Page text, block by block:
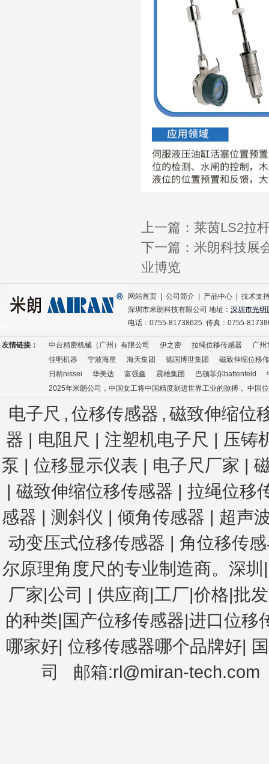
上一篇： 莱茵LS2拉
下一篇： 米朗科技展
业博览
网站首页 公司简介 产品中心
技术支
深圳市米朗科技有限公司 地址： 深圳市光明
电话：0755-81738625 传真：0755-
友情链接： 中台精密机械（广州）有限公司 伊之密 拉绳位移传感器
广州
佳明机器
宁波海星 海天集团 德国博世集团
磁致伸缩位移
日精nissei
华美达 富强鑫 震雄集团 巴顿菲尔battenfeld
2025年米朗公司，中国女工将中国精度刻进世界工业的脉搏， 中国
电子尺 , 位移传感器 , 磁致伸缩位
器 | 电阻尺 | 注塑机电子尺 | 压铸
泵 | 位移显示仪表 | 电子尺厂家 |
| 磁致伸缩位移传感器 | 拉绳位移
感器 | 测斜仪 | 倾角传感器 | 超声
动变压式位移传感器 | 角位移传
尔原理角度尺 的专业制造商。深
厂家|公司 | 供应商|工厂|价格|批
的种类|国产位移传感器|进口位移
哪家好| 位移传感器哪个品牌好|
司
邮箱:rl@miran-